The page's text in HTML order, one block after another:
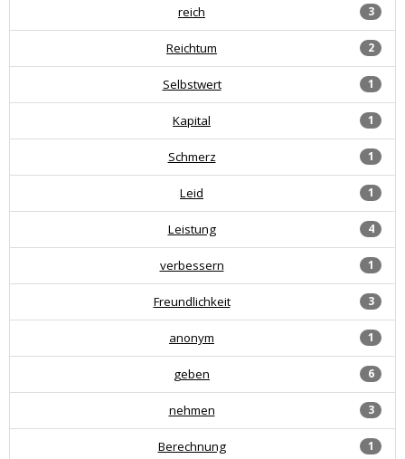
3
reich
2
Reichtum
1
Selbstwert
1
Kapital
1
Schmerz
1
Leid
4
Leistung
1
verbessern
3
Freundlichkeit
1
anonym
6
geben
3
nehmen
1
Berechnung